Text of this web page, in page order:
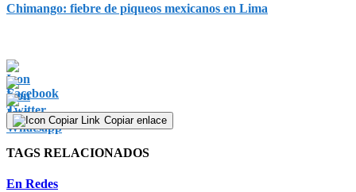
Chimango: fiebre de piqueos mexicanos en Lima
Copiar enlace
TAGS RELACIONADOS
En Redes